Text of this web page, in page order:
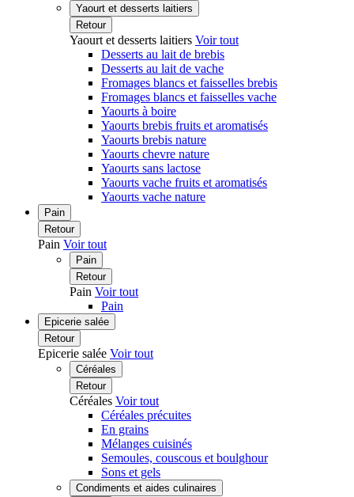
Yaourt et desserts laitiers
Retour
Yaourt et desserts laitiers Voir tout
Desserts au lait de brebis
Desserts au lait de vache
Fromages blancs et faisselles brebis
Fromages blancs et faisselles vache
Yaourts à boire
Yaourts brebis fruits et aromatisés
Yaourts brebis nature
Yaourts chevre nature
Yaourts sans lactose
Yaourts vache fruits et aromatisés
Yaourts vache nature
Pain
Retour
Pain Voir tout
Pain
Retour
Pain Voir tout
Pain
Epicerie salée
Retour
Epicerie salée Voir tout
Céréales
Retour
Céréales Voir tout
Céréales précuites
En grains
Mélanges cuisinés
Semoules, couscous et boulghour
Sons et gels
Condiments et aides culinaires